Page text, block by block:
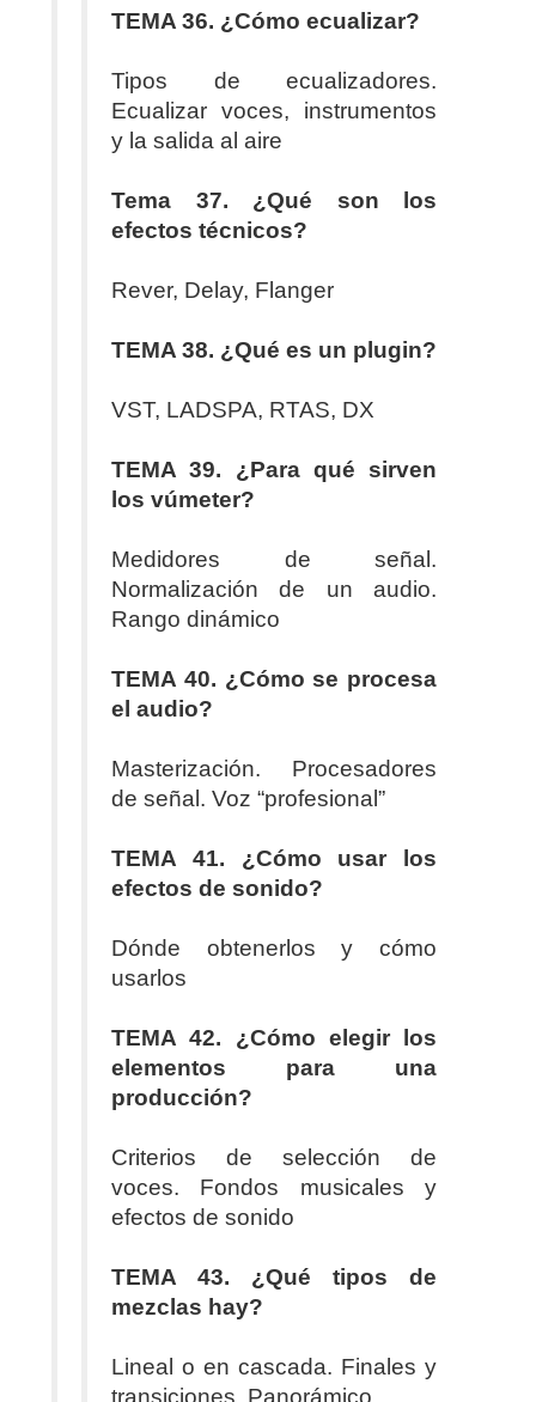
TEMA 36. ¿Cómo ecualizar?
Tipos de ecualizadores.
Ecualizar voces, instrumentos
y la salida al aire
Tema 37. ¿Qué son los
efectos técnicos?
Rever, Delay, Flanger
TEMA 38. ¿Qué es un plugin?
VST, LADSPA, RTAS, DX
TEMA 39. ¿Para qué sirven
los vúmeter?
Medidores de señal.
Normalización de un audio.
Rango dinámico
TEMA 40. ¿Cómo se procesa
el audio?
Masterización. Procesadores
de señal. Voz “profesional”
TEMA 41. ¿Cómo usar los
efectos de sonido?
Dónde obtenerlos y cómo
usarlos
TEMA 42. ¿Cómo elegir los
elementos para una
producción?
Criterios de selección de
voces. Fondos musicales y
efectos de sonido
TEMA 43. ¿Qué tipos de
mezclas hay?
Lineal o en cascada. Finales y
transiciones. Panorámico